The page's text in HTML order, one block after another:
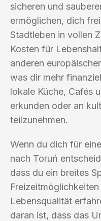
sicheren und
ermöglichen, dich
Stadtleben in vollen
Kosten für
anderen
was dir mehr
lokale Küche, Cafés
erkunden oder an
teilzunehmen.
Wenn du dich für
nach Toruń
dass du ein breites
Lebensqualität
daran ist, dass das